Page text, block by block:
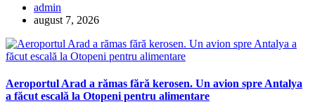
admin
august 7, 2026
Aeroportul Arad a rămas fără kerosen. Un avion spre Antalya
a făcut escală la Otopeni pentru alimentare